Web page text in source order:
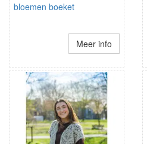
bloemen boeket
Meer info